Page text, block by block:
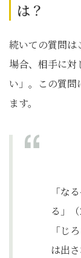
は？
続いての質問は
場合、相手に対
い」。この質問
ます。
「な
る」（
「じ
は出